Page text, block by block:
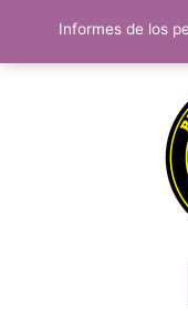
Informes de los